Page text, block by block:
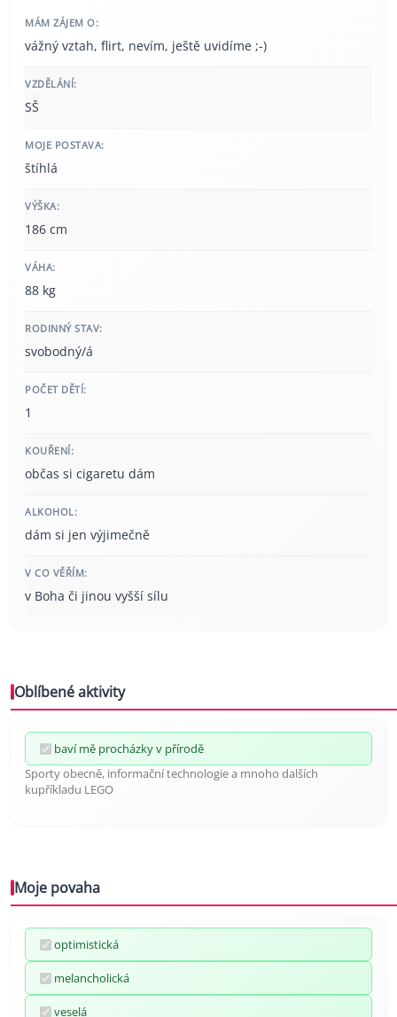
MÁM ZÁJEM O:
vážný vztah, flirt, nevím, ještě uvidíme ;-)
VZDĚLÁNÍ:
SŠ
MOJE POSTAVA:
štíhlá
VÝŠKA:
186 cm
VÁHA:
88 kg
RODINNÝ STAV:
svobodný/á
POČET DĚTÍ:
1
KOUŘENÍ:
občas si cigaretu dám
ALKOHOL:
dám si jen výjimečně
V CO VĚŘÍM:
v Boha či jinou vyšší sílu
Oblíbené aktivity
baví mě procházky v přírodě
Sporty obecně, informační technologie a mnoho dalších
kupříkladu LEGO
Moje povaha
optimistická
melancholická
veselá